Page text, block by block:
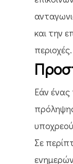
και την
περιοχές.
Εάν
Σε